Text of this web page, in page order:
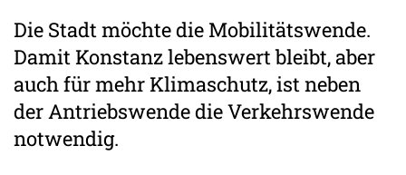
Die Stadt möchte die Mobilitätswende.
Damit Konstanz lebenswert bleibt, aber
auch für mehr Klimaschutz, ist neben
der Antriebswende die Verkehrswende
notwendig.